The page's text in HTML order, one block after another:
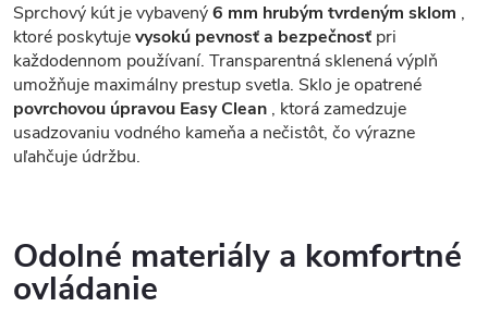
Sprchový kút je vybavený6 mm hrubým tvrdeným sklom ,
ktoré poskytujevysokú pevnosť a bezpečnosť pri
každodennom používaní. Transparentná sklenená výplň
umožňuje maximálny prestup svetla. Sklo je opatrené
povrchovou úpravou Easy Clean , ktorá zamedzuje
usadzovaniu vodného kameňa a nečistôt, čo výrazne
uľahčuje údržbu.
Odolné materiály a komfortné
ovládanie